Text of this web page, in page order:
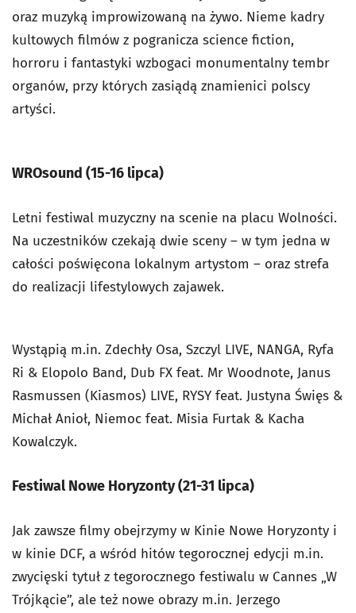
oraz muzyką improwizowaną na żywo. Nieme kadry
kultowych filmów z pogranicza science fiction,
horroru i fantastyki wzbogaci monumentalny tembr
organów, przy których zasiądą znamienici polscy
artyści.
WROsound (15-16 lipca)
Letni festiwal muzyczny na scenie na placu Wolności.
Na uczestników czekają dwie sceny – w tym jedna w
całości poświęcona lokalnym artystom – oraz strefa
do realizacji lifestylowych zajawek.
Wystąpią m.in. Zdechły Osa, Szczyl LIVE, NANGA, Ryfa
Ri & Elopolo Band, Dub FX feat. Mr Woodnote, Janus
Rasmussen (Kiasmos) LIVE, RYSY feat. Justyna Święs &
Michał Anioł, Niemoc feat. Misia Furtak & Kacha
Kowalczyk.
Festiwal Nowe Horyzonty (21-31 lipca)
Jak zawsze filmy obejrzymy w Kinie Nowe Horyzonty i
w kinie DCF, a wśród hitów tegorocznej edycji m.in.
zwycięski tytuł z tegorocznego festiwalu w Cannes „W
Trójkącie”, ale też nowe obrazy m.in. Jerzego